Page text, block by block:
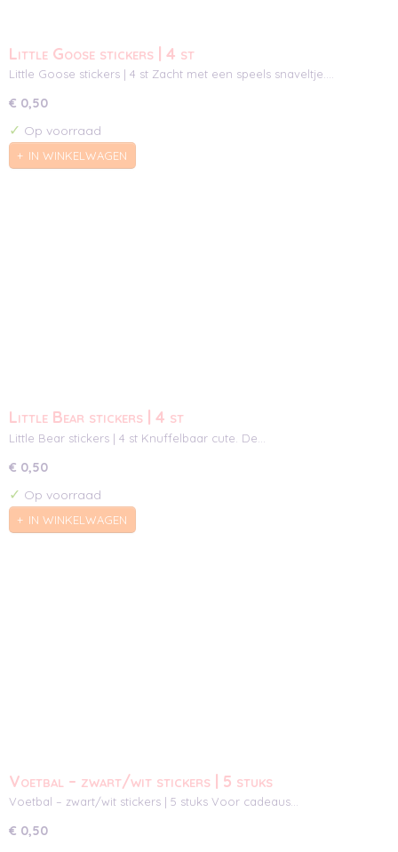
Little Goose stickers | 4 st
Little Goose stickers | 4 st Zacht met een speels snaveltje.…
€ 0,50
✓ Op voorraad
IN WINKELWAGEN
Little Bear stickers | 4 st
Little Bear stickers | 4 st Knuffelbaar cute. De…
€ 0,50
✓ Op voorraad
IN WINKELWAGEN
Voetbal – zwart/wit stickers | 5 stuks
Voetbal – zwart/wit stickers | 5 stuks Voor cadeaus…
€ 0,50